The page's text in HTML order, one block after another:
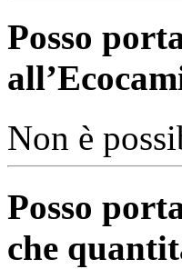
Posso
Non è
Posso
che